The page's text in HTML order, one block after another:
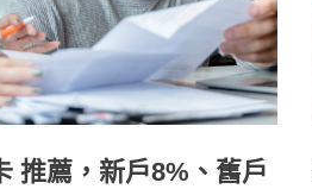
推薦，新戶8%、舊戶